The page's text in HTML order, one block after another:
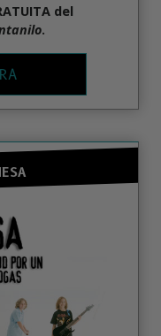
del
.